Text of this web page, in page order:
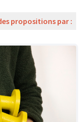
propositions par :